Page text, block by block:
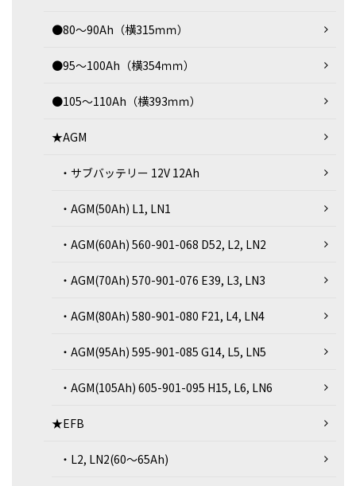
●80～90Ah（横315ｍｍ）
●95～100Ah（横354ｍｍ）
●105～110Ah（横393ｍｍ）
★AGM
・サブバッテリー 12V 12Ah
・AGM(50Ah) L1, LN1
・AGM(60Ah) 560-901-068 D52, L2, LN2
・AGM(70Ah) 570-901-076 E39, L3, LN3
・AGM(80Ah) 580-901-080 F21, L4, LN4
・AGM(95Ah) 595-901-085 G14, L5, LN5
・AGM(105Ah) 605-901-095 H15, L6, LN6
★EFB
・L2, LN2(60～65Ah)